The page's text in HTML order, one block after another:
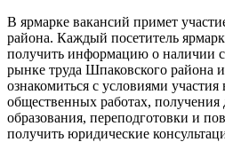
В ярмарке вакансий примет
района. Каждый посетитель
получить информацию о наличии
рынке труда Шпаковского района
ознакомиться с условиями
общественных работах, получения
образования, переподготовки и
получить юридические